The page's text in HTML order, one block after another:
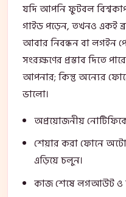
যদি আপনি ফুটবল বিশ্বকাপ
গাইড পড়েন, তখনও একই
আবার নিবন্ধন বা লগইন
সংরক্ষণের প্রস্তাব দিতে
আপনার; কিন্তু অন্যের
ভালো।
অপ্রয়োজনীয়
শেয়ার করা ফোনে
এড়িয়ে চলুন।
কাজ শেষে লগআউট ও